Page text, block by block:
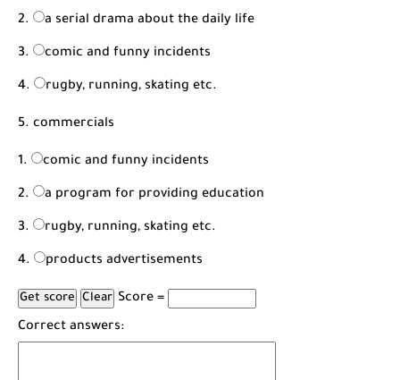
a serial drama about the daily life
comic and funny incidents
rugby, running, skating etc.
5. commercials
comic and funny incidents
a program for providing education
rugby, running, skating etc.
products advertisements
Score =
Correct answers: